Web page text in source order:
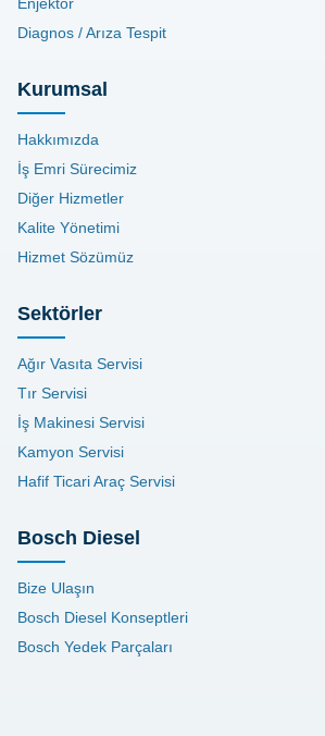
Diagnos / Arıza Tespit
Kurumsal
Hakkımızda
İş Emri Sürecimiz
Diğer Hizmetler
Kalite Yönetimi
Hizmet Sözümüz
Sektörler
Ağır Vasıta Servisi
Tır Servisi
İş Makinesi Servisi
Kamyon Servisi
Hafif Ticari Araç Servisi
Bosch Diesel
Bize Ulaşın
Bosch Diesel Konseptleri
Bosch Yedek Parçaları